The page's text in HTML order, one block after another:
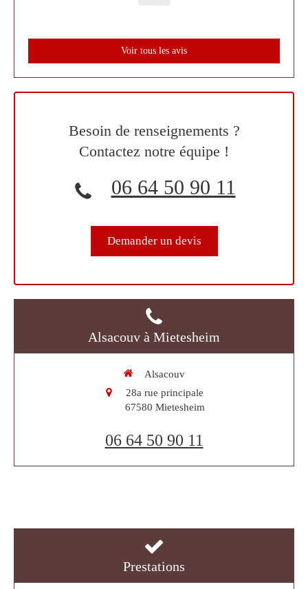
Voir tous les avis
Besoin de renseignements ?
Contactez notre équipe !
06 64 50 90 11
Demander un devis
Alsacouv à Mietesheim
Alsacouv
28a rue principale
67580 Mietesheim
06 64 50 90 11
Prestations